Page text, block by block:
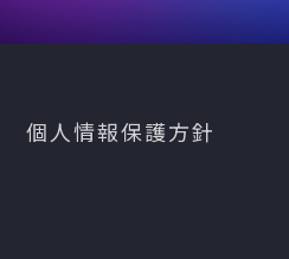
個人情報保護方針